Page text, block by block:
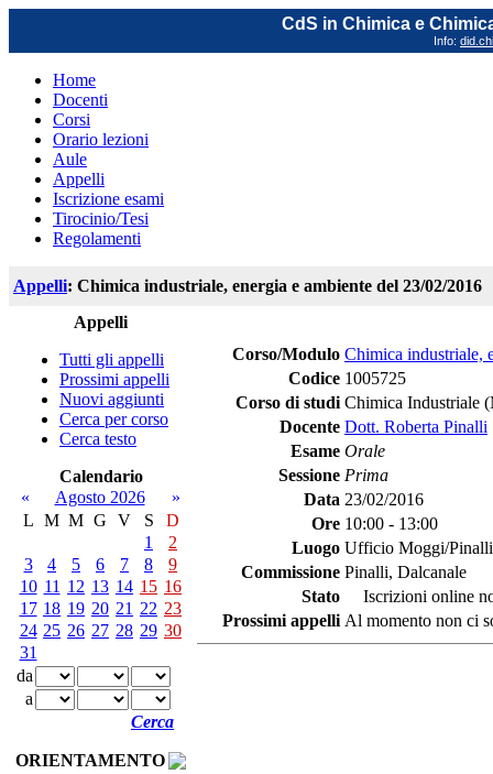
CdS in Chimica e
Info:
Home
Docenti
Corsi
Orario lezioni
Aule
Appelli
Iscrizione esami
Tirocinio/Tesi
Regolamenti
Appelli: Chimica industriale, energia e ambiente del 23/02/2016
Appelli
Tutti gli appelli
Prossimi appelli
Nuovi aggiunti
Cerca per corso
Cerca testo
Calendario
«
Agosto 2026
»
L M M G V S
D
1
2
3
4 5 6 7 8
9
10 11 12 13 14 15 16
17 18 19 20 21 22 23
24 25 26 27 28 29 30
31
da
a
Cerca
ORIENTAMENTO
Corso/Modulo Chimica industriale,
Codice 1005725
Corso di studi Chimica Industriale
Docente Dott. Roberta Pinalli
Esame Orale
Sessione Prima
Data 23/02/2016
Ore 10:00 - 13:00
Luogo Ufficio Moggi/Pinalli
Commissione Pinalli, Dalcanale
Stato
Iscrizioni online
Prossimi appelli Al momento non ci